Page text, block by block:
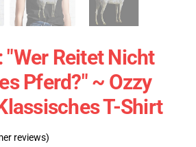
"Wer Reitet Nicht
Pferd?" ~ Ozzy
T-Shirt
reviews)